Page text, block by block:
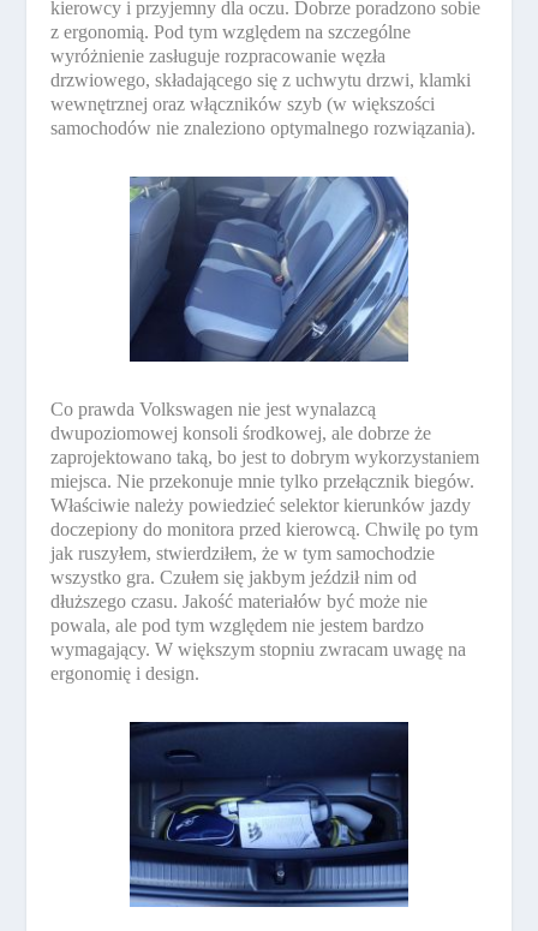
kierowcy i przyjemny dla oczu. Dobrze poradzono sobie
z ergonomią. Pod tym względem na szczególne
wyróżnienie zasługuje rozpracowanie węzła
drzwiowego, składającego się z uchwytu drzwi, klamki
wewnętrznej oraz włączników szyb (w większości
samochodów nie znaleziono optymalnego rozwiązania).
Co prawda Volkswagen nie jest wynalazcą
dwupoziomowej konsoli środkowej, ale dobrze że
zaprojektowano taką, bo jest to dobrym wykorzystaniem
miejsca. Nie przekonuje mnie tylko przełącznik biegów.
Właściwie należy powiedzieć selektor kierunków jazdy
doczepiony do monitora przed kierowcą. Chwilę po tym
jak ruszyłem, stwierdziłem, że w tym samochodzie
wszystko gra. Czułem się jakbym jeździł nim od
dłuższego czasu. Jakość materiałów być może nie
powala, ale pod tym względem nie jestem bardzo
wymagający. W większym stopniu zwracam uwagę na
ergonomię i design.